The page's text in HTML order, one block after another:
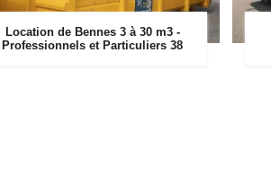
Location de Bennes 3 à 30 m3 -
Professionnels et Particuliers 38